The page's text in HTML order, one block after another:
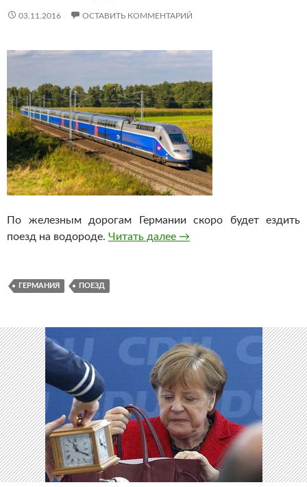
03.11.2016 ОСТАВИТЬ КОММЕНТАРИЙ
По железным дорогам Германии скоро будет ездить
поезд на водороде. Читать далее Первый поезд на
→
ГЕРМАНИЯ ПОЕЗД